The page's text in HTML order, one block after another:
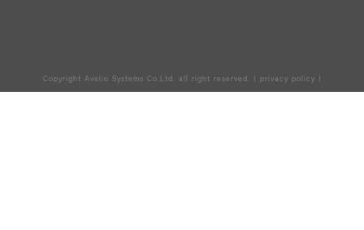
Copyright Avelio Systems Co.Ltd. all right reserved. | privacy policy |